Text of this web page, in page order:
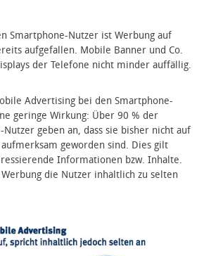
Smartphone-Nutzer ist Werbung auf
aufgefallen. Mobile Banner und Co.
der Telefone nicht minder auffällig.
Advertising bei den Smartphone-
geringe Wirkung: Über 90 % der
geben an, dass sie bisher nicht auf
geworden sind. Dies gilt
Informationen bzw. Inhalte.
die Nutzer inhaltlich zu selten